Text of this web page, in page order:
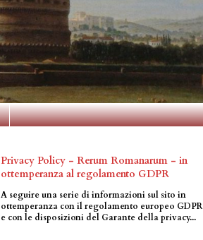
Privacy Policy - Rerum Romanarum - in
ottemperanza al regolamento GDPR
A seguire una serie di informazioni sul sito in
ottemperanza con il regolamento europeo GDPR
e con le disposizioni del Garante della privacy...